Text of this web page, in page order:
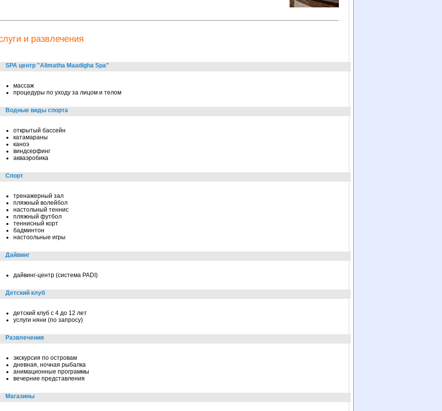
и развлечения
SPA центр "Alimatha Maadigha Spa"
массаж
процедуры по уходу за лицом и телом
Водные виды спорта
открытый бассейн
катамараны
каноэ
виндсерфинг
акваэробика
Спорт
тренажерный зал
пляжный волейбол
настольный теннис
пляжный футбол
теннисный корт
бадминтон
настоольные игры
Дайвинг
дайвинг-центр (система PADI)
Детский клуб
детский клуб с 4 до 12 лет
услуги няни (по запросу)
Развлечения
экскурсия по островам
дневная, ночная рыбалка
анимационные программы
вечерние представления
Магазины